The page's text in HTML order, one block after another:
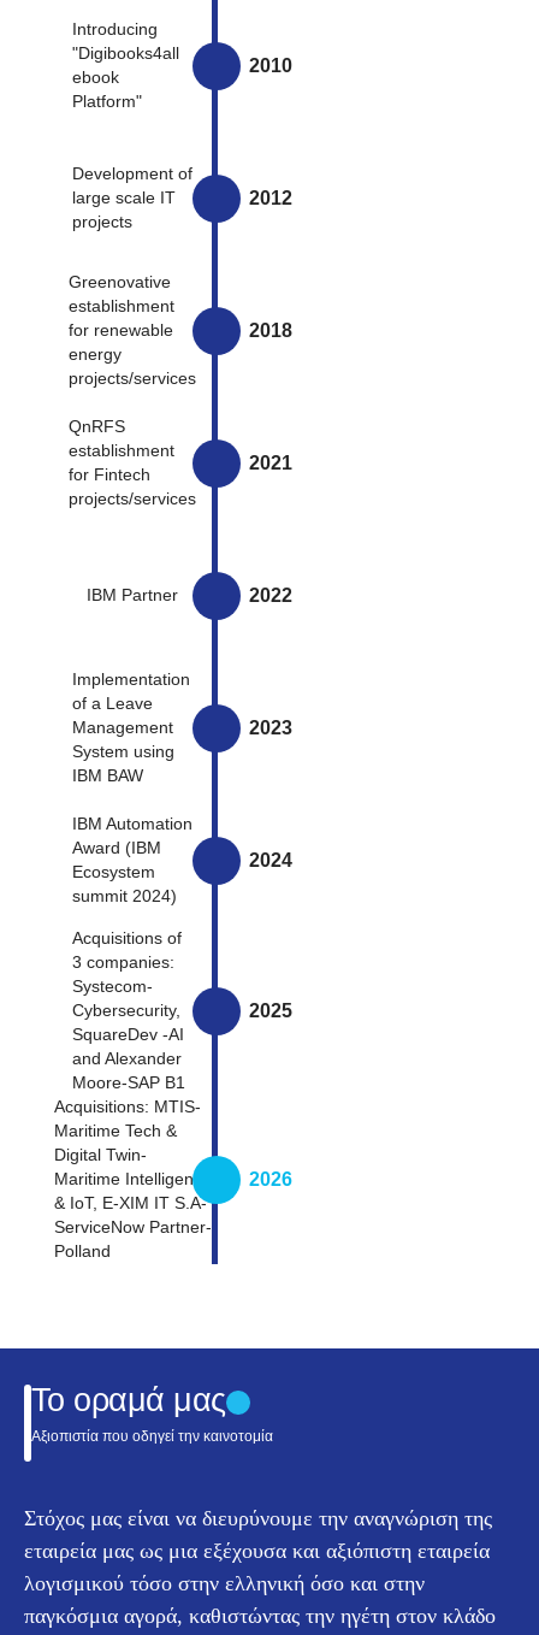
Introducing
"Digibooks4all
ebook
Platform"
2010
Development of
large scale IT
projects
2012
Greenovative
establishment
for renewable
energy
projects/services
2018
QnRFS
establishment
for Fintech
projects/services
2021
IBM Partner 2022
Implementation
of a Leave
Management
System using
IBM BAW
2023
IBM Automation
Award (IBM
Ecosystem
summit 2024)
2024
Acquisitions of
3 companies:
Systecom-
Cybersecurity,
SquareDev -AI
and Alexander
Moore-SAP B1
2025
Acquisitions: MTIS-
Maritime Tech &
Digital Twin-
Maritime Intelligence
& IoT, E-XIM IT S.A-
ServiceNow Partner-
Polland
2026
Το οραμά μας
Αξιοπιστία που οδηγεί την καινοτομία
Στόχος μας είναι να διευρύνουμε την αναγνώριση της
εταιρεία μας ως μια εξέχουσα και αξιόπιστη εταιρεία
λογισμικού τόσο στην ελληνική όσο και στην
παγκόσμια αγορά, καθιστώντας την ηγέτη στον κλάδο